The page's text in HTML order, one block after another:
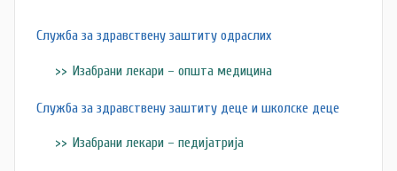
Служба за здравствену заштиту одраслих
Изабрани лекари – општа медицина
Служба за здравствену заштиту деце и школске деце
Изабрани лекари – педијатрија